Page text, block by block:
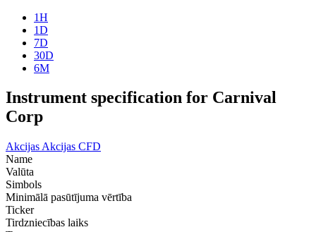
1H
1D
7D
30D
6M
Instrument specification for Carnival
Corp
Akcijas Akcijas CFD
Name
Valūta
Simbols
Minimālā pasūtījuma vērtība
Ticker
Tirdzniecības laiks